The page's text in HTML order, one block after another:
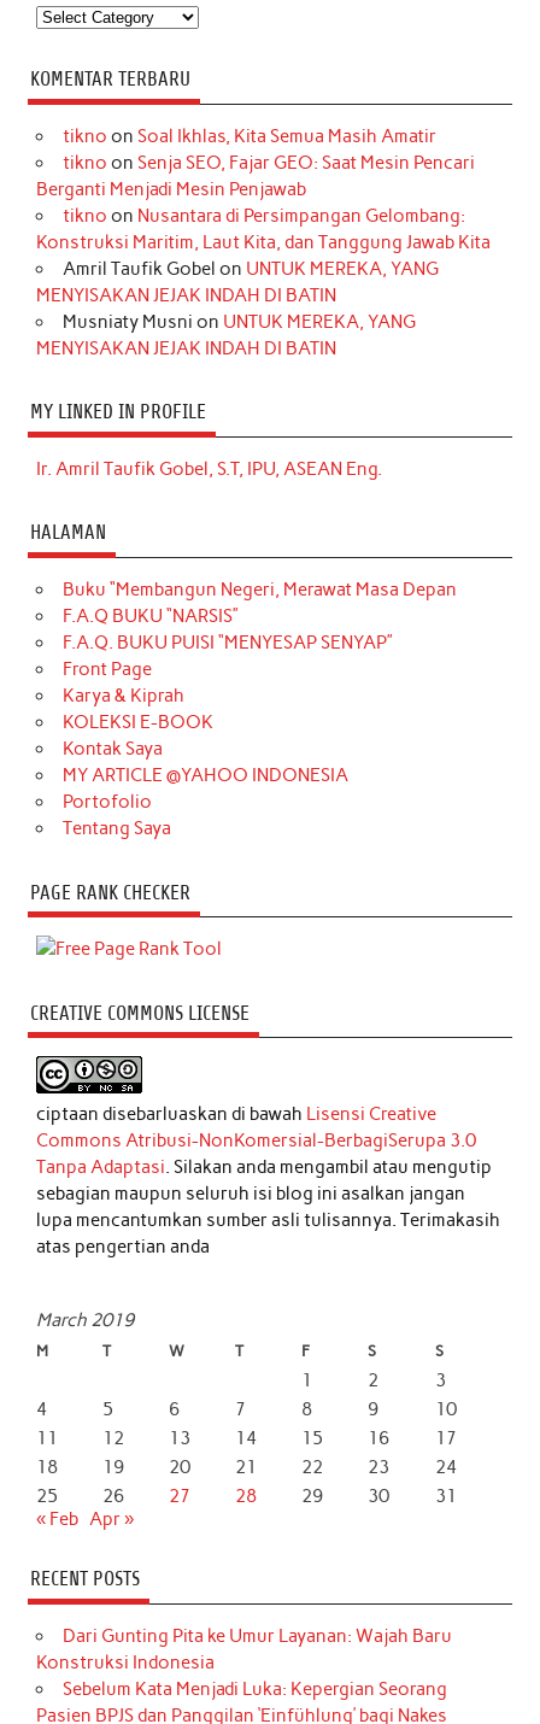
Kategori
KOMENTAR TERBARU
tikno on Soal Ikhlas, Kita Semua Masih Amatir
tikno on Senja SEO, Fajar GEO: Saat Mesin Pencari
Berganti Menjadi Mesin Penjawab
tikno on Nusantara di Persimpangan Gelombang:
Konstruksi Maritim, Laut Kita, dan Tanggung Jawab Kita
Amril Taufik Gobel on UNTUK MEREKA, YANG
MENYISAKAN JEJAK INDAH DI BATIN
Musniaty Musni on UNTUK MEREKA, YANG
MENYISAKAN JEJAK INDAH DI BATIN
MY LINKED IN PROFILE
Ir. Amril Taufik Gobel, S.T, IPU, ASEAN Eng.
HALAMAN
Buku “Membangun Negeri, Merawat Masa Depan
F.A.Q BUKU “NARSIS”
F.A.Q. BUKU PUISI “MENYESAP SENYAP”
Front Page
Karya & Kiprah
KOLEKSI E-BOOK
Kontak Saya
MY ARTICLE @YAHOO INDONESIA
Portofolio
Tentang Saya
PAGE RANK CHECKER
CREATIVE COMMONS LICENSE
ciptaan disebarluaskan di bawah Lisensi Creative
Commons Atribusi-NonKomersial-BerbagiSerupa 3.0
Tanpa Adaptasi. Silakan anda mengambil atau mengutip
sebagian maupun seluruh isi blog ini asalkan jangan
lupa mencantumkan sumber asli tulisannya. Terimakasih
atas pengertian anda
March 2019
M T W T F S S
1 2
3
4
5 6 7 8 9
10
11
12 13 14 15 16
17
18
19 20 21 22 23
24
25
26 27 28 29 30
31
« Feb Apr »
RECENT POSTS
Dari Gunting Pita ke Umur Layanan: Wajah Baru
Konstruksi Indonesia
Sebelum Kata Menjadi Luka: Kepergian Seorang
Pasien BPJS dan Panggilan ‘Einfühlung’ bagi Nakes